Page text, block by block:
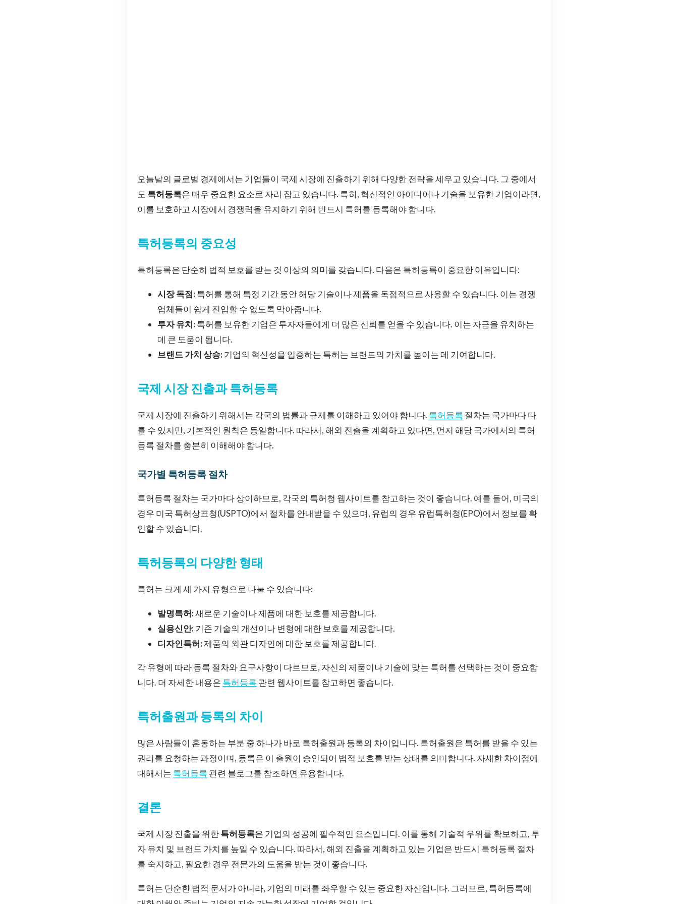
오늘날의 글로벌 경제에서는 기업들이 국제 시장에 진출하기 위해 다양한 전략을 세우고 있습니다. 그 중에서
도 특허등록은 매우 중요한 요소로 자리 잡고 있습니다. 특히, 혁신적인 아이디어나 기술을 보유한 기업이라면,
이를 보호하고 시장에서 경쟁력을 유지하기 위해 반드시 특허를 등록해야 합니다.
특허등록의 중요성
특허등록은 단순히 법적 보호를 받는 것 이상의 의미를 갖습니다. 다음은 특허등록이 중요한 이유입니다:
시장 독점: 특허를 통해 특정 기간 동안 해당 기술이나 제품을 독점적으로 사용할 수 있습니다. 이는 경쟁
업체들이 쉽게 진입할 수 없도록 막아줍니다.
투자 유치: 특허를 보유한 기업은 투자자들에게 더 많은 신뢰를 얻을 수 있습니다. 이는 자금을 유치하는
데 큰 도움이 됩니다.
브랜드 가치 상승: 기업의 혁신성을 입증하는 특허는 브랜드의 가치를 높이는 데 기여합니다.
국제 시장 진출과 특허등록
국제 시장에 진출하기 위해서는 각국의 법률과 규제를 이해하고 있어야 합니다. 특허등록 절차는 국가마다 다
를 수 있지만, 기본적인 원칙은 동일합니다. 따라서, 해외 진출을 계획하고 있다면, 먼저 해당 국가에서의 특허
등록 절차를 충분히 이해해야 합니다.
국가별 특허등록 절차
특허등록 절차는 국가마다 상이하므로, 각국의 특허청 웹사이트를 참고하는 것이 좋습니다. 예를 들어, 미국의
경우 미국 특허상표청(USPTO)에서 절차를 안내받을 수 있으며, 유럽의 경우 유럽특허청(EPO)에서 정보를 확
인할 수 있습니다.
특허등록의 다양한 형태
특허는 크게 세 가지 유형으로 나눌 수 있습니다:
발명특허:새로운 기술이나 제품에 대한 보호를 제공합니다.
실용신안: 기존 기술의 개선이나 변형에 대한 보호를 제공합니다.
디자인특허:제품의 외관 디자인에 대한 보호를 제공합니다.
각 유형에 따라 등록 절차와 요구사항이 다르므로, 자신의 제품이나 기술에 맞는 특허를 선택하는 것이 중요합
니다. 더 자세한 내용은 특허등록 관련 웹사이트를 참고하면 좋습니다.
특허출원과 등록의 차이
많은 사람들이 혼동하는 부분 중 하나가 바로 특허출원과 등록의 차이입니다. 특허출원은 특허를 받을 수 있는
권리를 요청하는 과정이며, 등록은 이 출원이 승인되어 법적 보호를 받는 상태를 의미합니다. 자세한 차이점에
대해서는 특허등록 관련 블로그를 참조하면 유용합니다.
결론
국제 시장 진출을 위한특허등록은 기업의 성공에 필수적인 요소입니다. 이를 통해 기술적 우위를 확보하고, 투
자 유치 및 브랜드 가치를 높일 수 있습니다. 따라서, 해외 진출을 계획하고 있는 기업은 반드시 특허등록 절차
를 숙지하고, 필요한 경우 전문가의 도움을 받는 것이 좋습니다.
특허는 단순한 법적 문서가 아니라, 기업의 미래를 좌우할 수 있는 중요한 자산입니다. 그러므로, 특허등록에